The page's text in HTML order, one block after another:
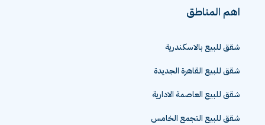
اهم المناطق
شقق للبيع بالاسكندرية
شقق للبيع القاهرة الجديدة
شقق للبيع العاصمة الادارية
شقق للبيع التجمع الخامس